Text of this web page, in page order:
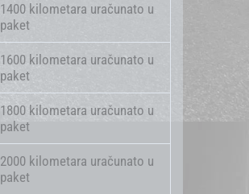
1400 kilometara uračunato u
paket
1600 kilometara uračunato u
paket
1800 kilometara uračunato u
paket
2000 kilometara uračunato u
paket